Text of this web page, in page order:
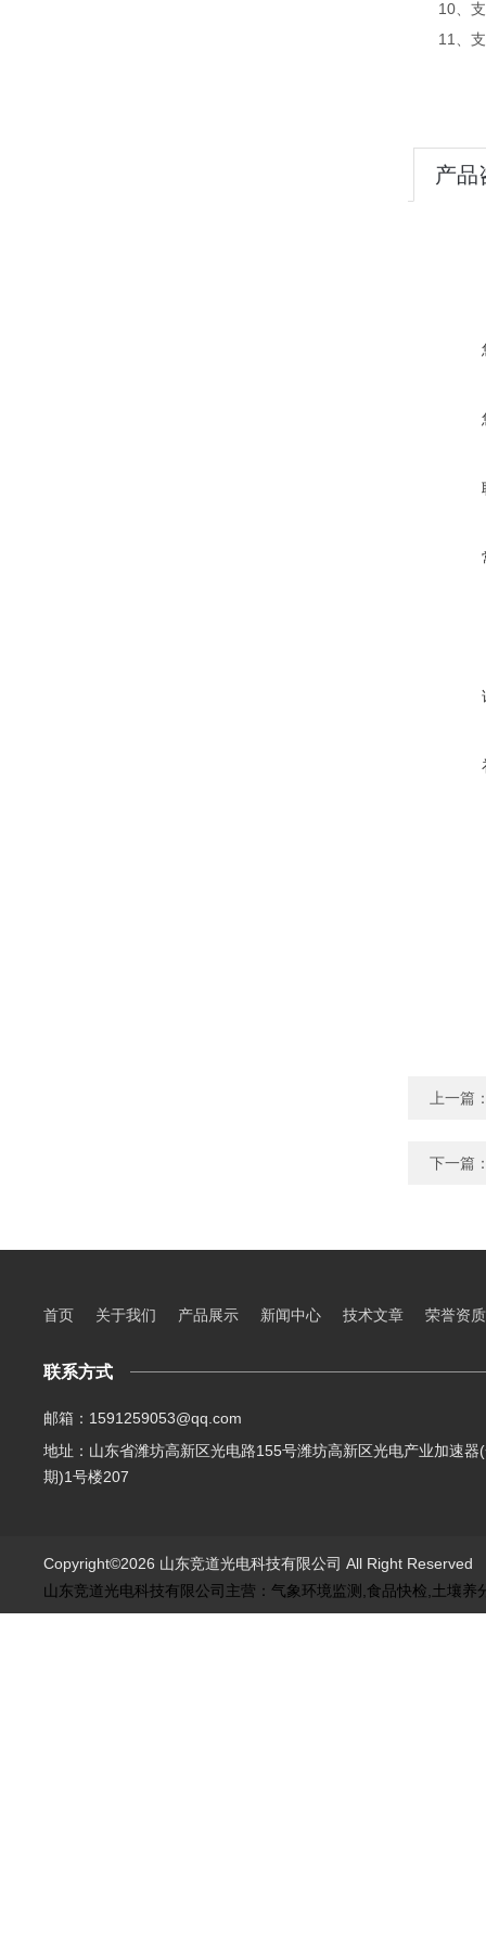
10、支
11、支
产品
上一篇
下一篇
首页 关于我们 产品展示 新闻中心 技术文章 荣誉资质
联系方式
邮箱：1591259053@qq.com
地址：山东省潍坊高新区光电路155号潍坊高新区光电产业加速器
期)1号楼207
Copyright©2026 山东竞道光电科技有限公司 All Right
山东竞道光电科技有限公司主营：气象环境监测,食品快检,土壤养